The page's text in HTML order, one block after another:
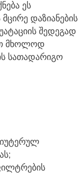
ეს
დაზიანების
შედეგად
მხოლოდ
სათადარიგო